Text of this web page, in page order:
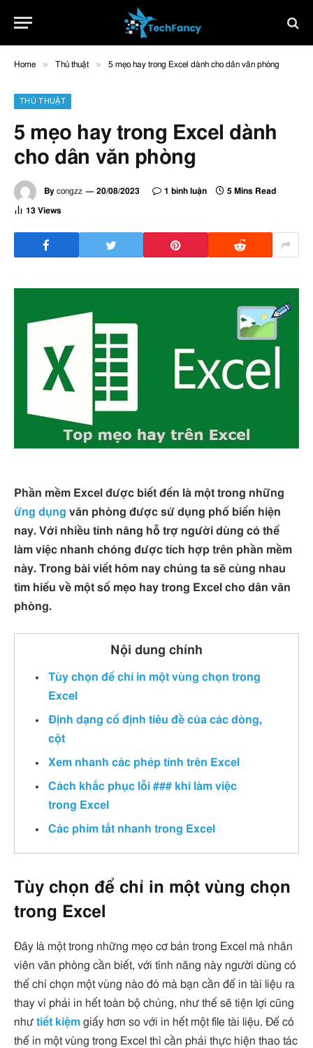
Home » Thủ thuật » 5 mẹo hay trong Excel dành cho dân văn phòng
THỦ THUẬT
5 mẹo hay trong Excel dành
cho dân văn phòng
By congzz 20/08/2023 1 bình luận 5 Mins Read
13 Views
Phần mềm Excel được biết đến là một trong những
ứng dụng văn phòng được sử dụng phổ biến hiện
nay. Với nhiều tính năng hỗ trợ người dùng có thể
làm việc nhanh chóng được tích hợp trên phần mềm
này. Trong bài viết hôm nay chúng ta sẽ cùng nhau
tìm hiểu về một số mẹo hay trong Excel cho dân văn
phòng.
Nội dung chính
Tùy chọn để chỉ in một vùng chọn trong
Excel
Định dạng cố định tiêu đề của các dòng,
cột
Xem nhanh các phép tính trên Excel
Cách khắc phục lỗi ### khi làm việc
trong Excel
Các phím tắt nhanh trong Excel
Tùy chọn để chỉ in một vùng chọn
trong Excel
Đây là một trong những mẹo cơ bản trong Excel mà nhân
viên văn phòng cần biết, với tính năng này người dùng có
thể chỉ chọn một vùng nào đó mà bạn cần để in tài liệu ra
thay vì phải in hết toàn bộ chúng, như thế sẽ tiện lợi cũng
như tiết kiệm giấy hơn so với in hết một file tài liệu. Để có
thể in một vùng trong Excel thì cần phải thực hiện thao tác